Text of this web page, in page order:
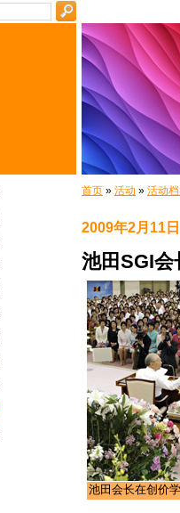
首页 » 活动 » 活动
2009年2月11日
池田SGI会
池田会长在创价